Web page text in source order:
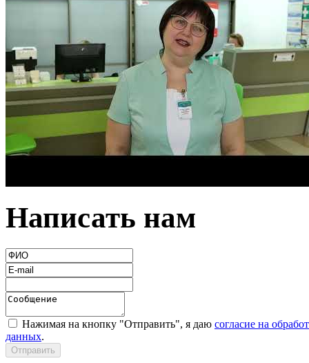
Написать нам
Нажимая на кнопку "Отправить", я даю согласие на
данных.